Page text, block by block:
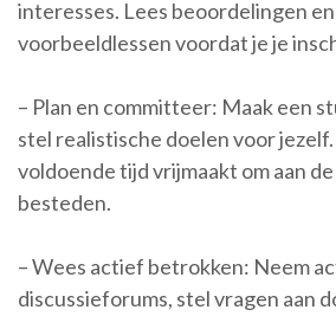
interesses. Lees beoordelingen
voorbeeldlessen voordat je je
– Plan en committeer: Maak een
stel realistische doelen voor
voldoende tijd vrijmaakt om aan
besteden.
– Wees actief betrokken: Neem
discussieforums, stel vragen aan